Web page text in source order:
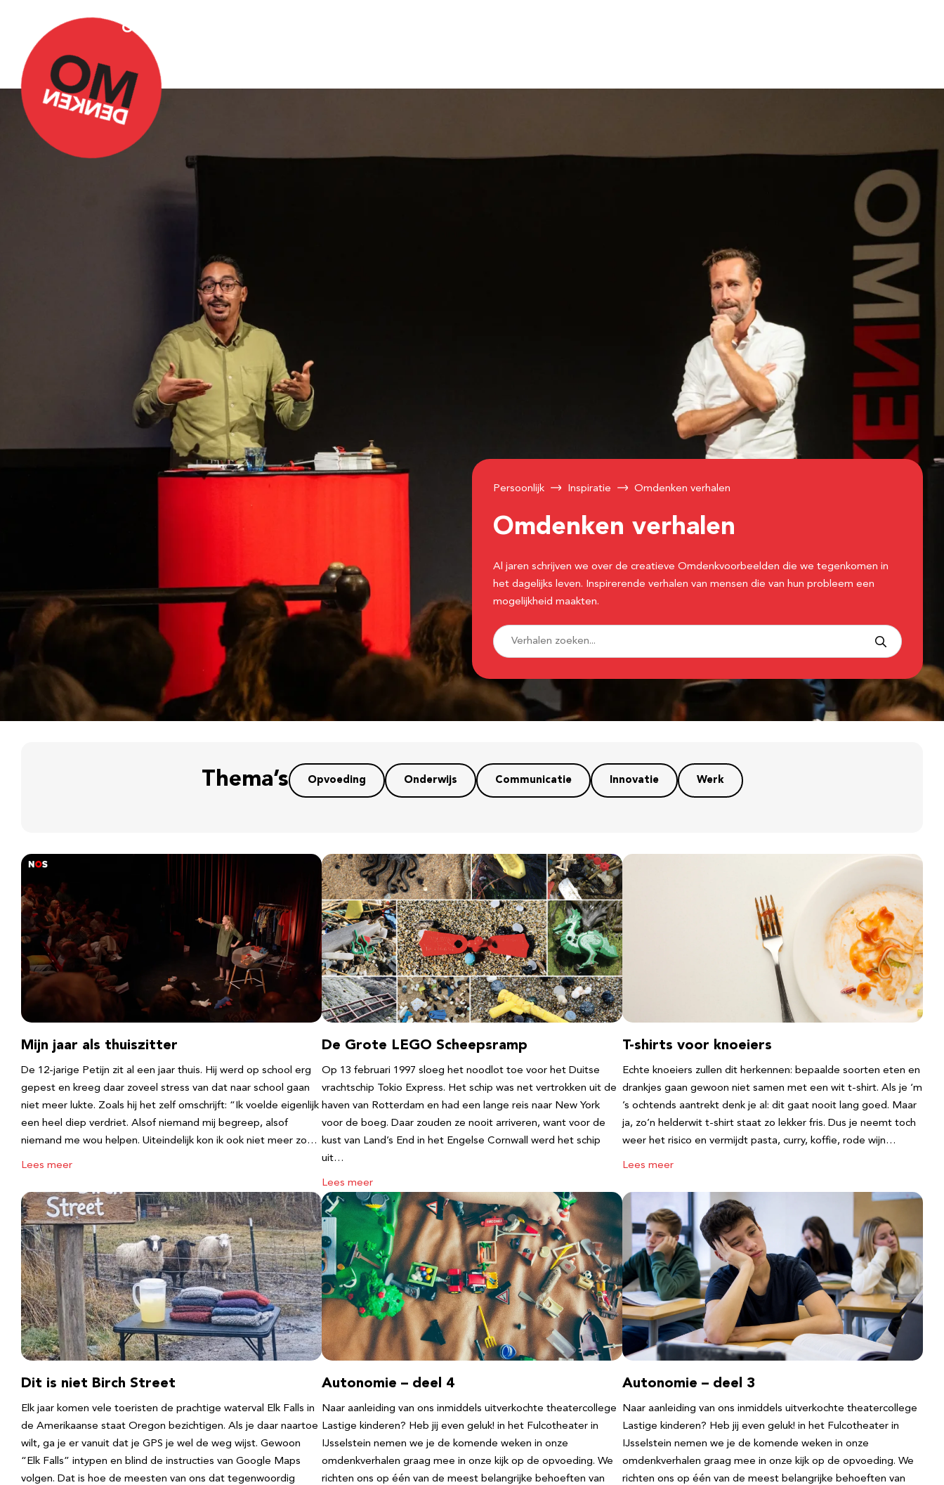
Over Omdenken
Persoonlijk Inspiratie Omdenken verhalen
Omdenken verhalen
Al jaren schrijven we over de creatieve Omdenkvoorbeelden die we tegenkomen in
het dagelijks leven. Inspirerende verhalen van mensen die van hun probleem een
mogelijkheid maakten.
Thema’s Opvoeding Onderwijs Communicatie Innovatie Werk
Mijn jaar als thuiszitter
De 12-jarige Petijn zit al een jaar thuis. Hij werd op school erg
gepest en kreeg daar zoveel stress van dat naar school gaan
niet meer lukte. Zoals hij het zelf omschrijft: “Ik voelde eigenlijk
een heel diep verdriet. Alsof niemand mij begreep, alsof
niemand me wou helpen. Uiteindelijk kon ik ook niet meer zo…
Lees meer
De Grote LEGO Scheepsramp
Op 13 februari 1997 sloeg het noodlot toe voor het Duitse
vrachtschip Tokio Express. Het schip was net vertrokken uit de
haven van Rotterdam en had een lange reis naar New York
voor de boeg. Daar zouden ze nooit arriveren, want voor de
kust van Land’s End in het Engelse Cornwall werd het schip
uit…
Lees meer
T-shirts voor knoeiers
Echte knoeiers zullen dit herkennen: bepaalde soorten eten en
drankjes gaan gewoon niet samen met een wit t-shirt. Als je ‘m
’s ochtends aantrekt denk je al: dit gaat nooit lang goed. Maar
ja, zo’n helderwit t-shirt staat zo lekker fris. Dus je neemt toch
weer het risico en vermijdt pasta, curry, koffie, rode wijn…
Lees meer
Dit is niet Birch Street
Elk jaar komen vele toeristen de prachtige waterval Elk Falls in
de Amerikaanse staat Oregon bezichtigen. Als je daar naartoe
wilt, ga je er vanuit dat je GPS je wel de weg wijst. Gewoon
“Elk Falls” intypen en blind de instructies van Google Maps
volgen. Dat is hoe de meesten van ons dat tegenwoordig
Autonomie – deel 4
Naar aanleiding van ons inmiddels uitverkochte theatercollege
Lastige kinderen? Heb jij even geluk! in het Fulcotheater in
IJsselstein nemen we je de komende weken in onze
omdenkverhalen graag mee in onze kijk op de opvoeding. We
richten ons op één van de meest belangrijke behoeften van
Autonomie – deel 3
Naar aanleiding van ons inmiddels uitverkochte theatercollege
Lastige kinderen? Heb jij even geluk! in het Fulcotheater in
IJsselstein nemen we je de komende weken in onze
omdenkverhalen graag mee in onze kijk op de opvoeding. We
richten ons op één van de meest belangrijke behoeften van